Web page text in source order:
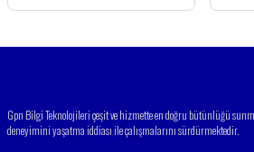
Gpn Bilgi Teknolojileri çeşit ve hizmette en doğru bütünlüğü
deneyimini yaşatma iddiası ile çalışmalarını sürdürmektedir.